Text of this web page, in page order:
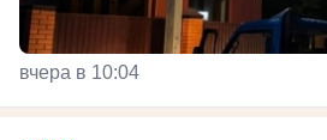
вчера в 10:04